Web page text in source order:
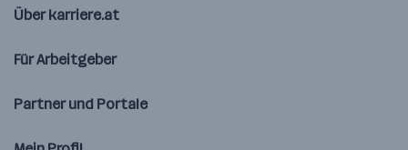
Über karriere.at
Für Arbeitgeber
Partner und Portale